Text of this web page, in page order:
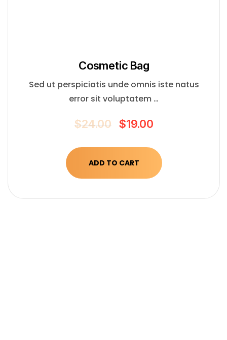
Сosmetic Bag
Sed ut perspiciatis unde omnis iste natus
error sit voluptatem …
$24.00 $19.00
ADD TO CART